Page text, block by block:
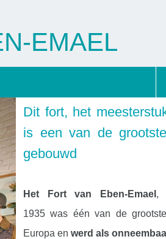
EMAEL
Dit fort, het
is een van de
gebouwd
Het Fort van Eben-Emael ,
1935 was één van de
Europa en werd als